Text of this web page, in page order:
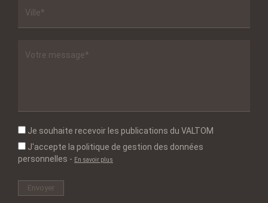
Je souhaite recevoir les publications du VALTOM
J'accepte la politique de gestion des données
personnelles - En savoir plus